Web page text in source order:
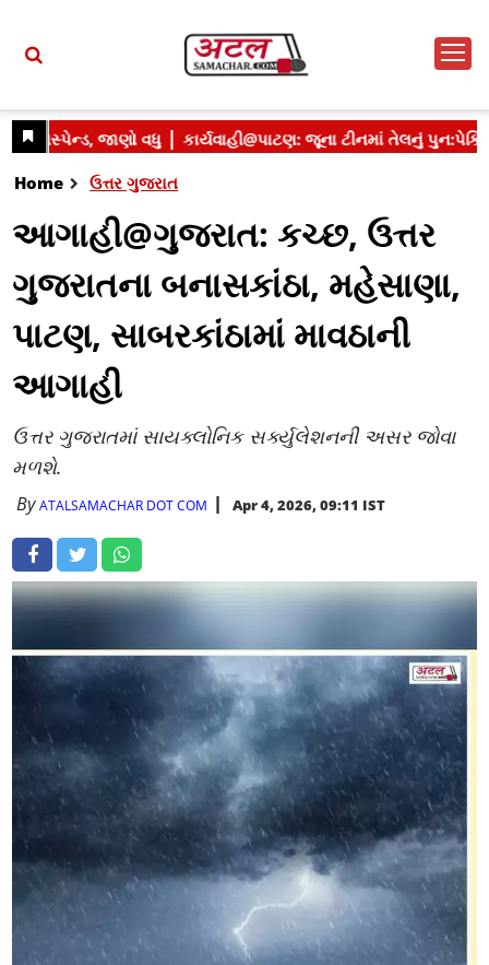
Home ઉત્તર ગુજરાત
આગાહી@ગુજરાત: કચ્છ, ઉત્તર
ગુજરાતના બનાસકાંઠા, મહેસાણા,
પાટણ, સાબરકાંઠામાં માવઠાની
આગાહી
ઉત્તર ગુજરાતમાં સાયક્લોનિક સર્ક્યુલેશનની અસર જોવા
મળશે.
ByATALSAMACHAR DOT COM Apr 4, 2026, 09:11 IST